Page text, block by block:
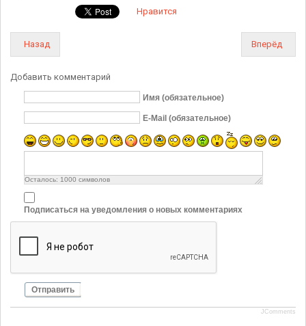
Нравится
Назад Вперёд
Добавить комментарий
Имя (обязательное)
E-Mail (обязательное)
Осталось: 1000 символов
Подписаться на уведомления о новых комментариях
Отправить
JComments